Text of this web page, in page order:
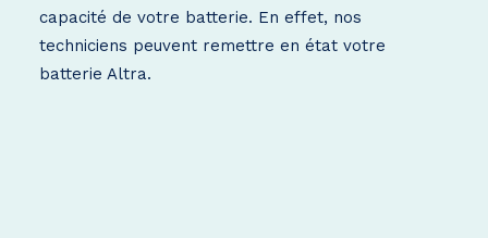
capacité de votre batterie. En effet, nos
techniciens peuvent remettre en état votre
batterie Altra.